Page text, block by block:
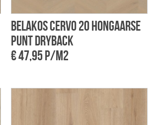
Belakos Cervo 20 hongaarse
punt dryback
€ 47,95 p/m2